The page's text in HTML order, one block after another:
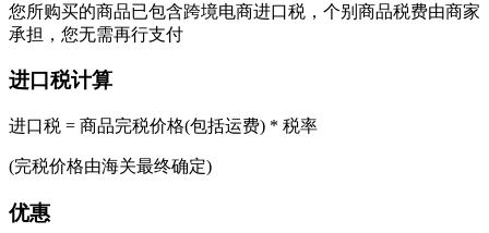
您所购买的商品已包含跨境电商进口税，个别商品税费由商家
承担，您无需再行支付
进口税计算
进口税 = 商品完税价格(包括运费) * 税率
(完税价格由海关最终确定)
优惠